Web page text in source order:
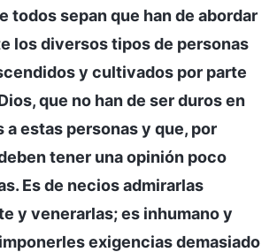
todos sepan que han de abordar
los diversos tipos de personas
y cultivados por parte
que no han de ser duros en
a estas personas y que, por
tener una opinión poco
Es de necios admirarlas
y venerarlas; es inhumano y
exigencias demasiado